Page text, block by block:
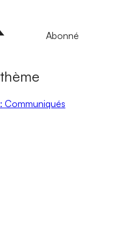
Abonné
Communiqués